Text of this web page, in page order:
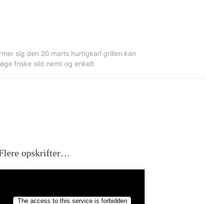
sig den 20 marts hurtigkarl grillen kan
friske sild nemt og enkelt
opskrifter…